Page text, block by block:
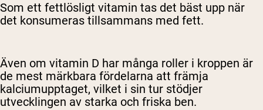
Som ett fettlösligt vitamin tas det bäst upp när
det konsumeras tillsammans med fett.
Även om vitamin D har många roller i kroppen är
de mest märkbara fördelarna att främja
kalciumupptaget, vilket i sin tur stödjer
utvecklingen av starka och friska ben.